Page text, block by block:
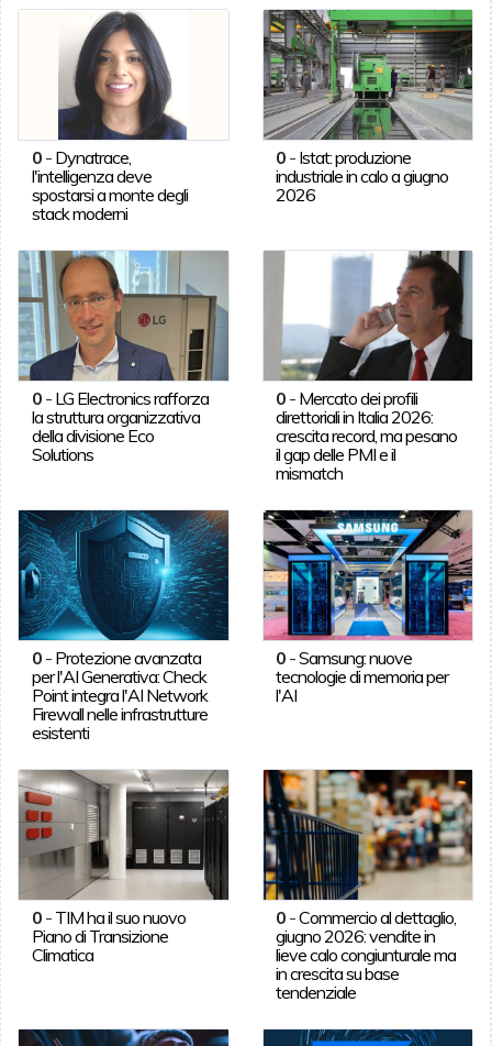
0- Dynatrace,
l'intelligenza deve
spostarsi a monte degli
stack moderni
0 - Istat: produzione
industriale in calo a giugno
2026
0- LG Electronics rafforza
la struttura organizzativa
della divisione Eco
Solutions
0 - Mercato dei profili
direttoriali in Italia 2026:
crescita record, ma pesano
il gap delle PMI e il
mismatch
0- Protezione avanzata
per l'AI Generativa: Check
Point integra l'AI Network
Firewall nelle infrastrutture
esistenti
0 -Samsung: nuove
tecnologie di memoria per
l'AI
0- TIM ha il suo nuovo
Piano di Transizione
Climatica
0 -Commercio al dettaglio,
giugno 2026: vendite in
lieve calo congiunturale ma
in crescita su base
tendenziale